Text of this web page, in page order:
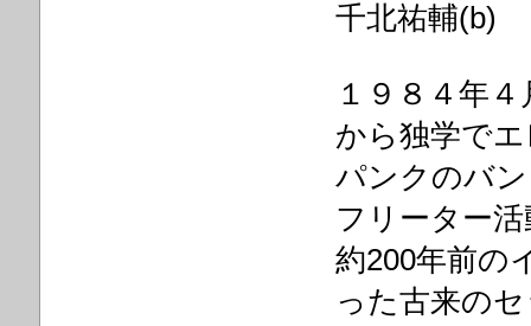
千北祐輔(b)
１９８４年
から独学で
パンクのバ
フリーター
約200年前の
った古来の